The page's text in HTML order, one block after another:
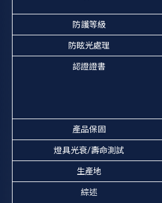
防護等級
防眩光處理
認證證書
產品保固
燈具光衰/壽命測試
生產地
綜述